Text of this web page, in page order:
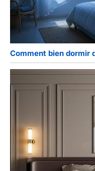
Comment bien dormir